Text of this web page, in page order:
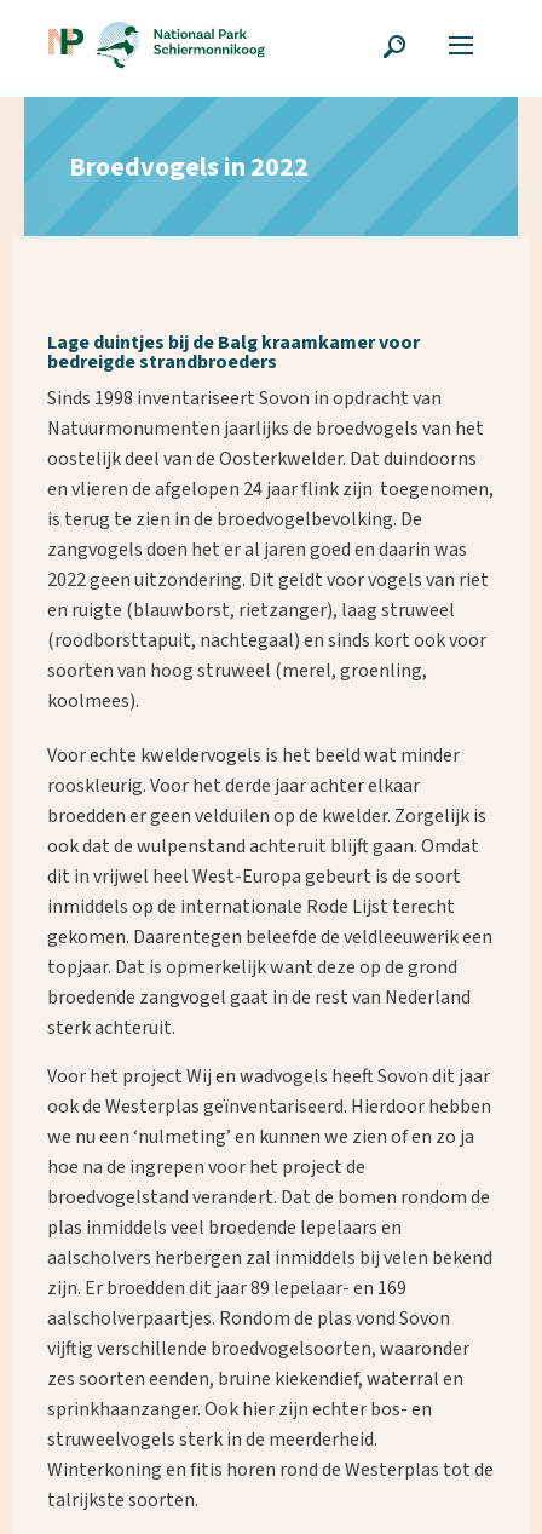
Broedvogels in 2022
Lage duintjes bij de Balg kraamkamer voor
bedreigde strandbroeders
Sinds 1998 inventariseert Sovon in opdracht van
Natuurmonumenten jaarlijks de broedvogels van het
oostelijk deel van de Oosterkwelder. Dat duindoorns
en vlieren de afgelopen 24 jaar flink zijn toegenomen,
is terug te zien in de broedvogelbevolking. De
zangvogels doen het er al jaren goed en daarin was
2022 geen uitzondering. Dit geldt voor vogels van riet
en ruigte (blauwborst, rietzanger), laag struweel
(roodborsttapuit, nachtegaal) en sinds kort ook voor
soorten van hoog struweel (merel, groenling,
koolmees).
Voor echte kweldervogels is het beeld wat minder
rooskleurig. Voor het derde jaar achter elkaar
broedden er geen velduilen op de kwelder. Zorgelijk is
ook dat de wulpenstand achteruit blijft gaan. Omdat
dit in vrijwel heel West-Europa gebeurt is de soort
inmiddels op de internationale Rode Lijst terecht
gekomen. Daarentegen beleefde de veldleeuwerik een
topjaar. Dat is opmerkelijk want deze op de grond
broedende zangvogel gaat in de rest van Nederland
sterk achteruit.
Voor het project Wij en wadvogels heeft Sovon dit jaar
ook de Westerplas geïnventariseerd. Hierdoor hebben
we nu een ‘nulmeting’ en kunnen we zien of en zo ja
hoe na de ingrepen voor het project de
broedvogelstand verandert. Dat de bomen rondom de
plas inmiddels veel broedende lepelaars en
aalscholvers herbergen zal inmiddels bij velen bekend
zijn. Er broedden dit jaar 89 lepelaar- en 169
aalscholverpaartjes. Rondom de plas vond Sovon
vijftig verschillende broedvogelsoorten, waaronder
zes soorten eenden, bruine kiekendief, waterral en
sprinkhaanzanger. Ook hier zijn echter bos- en
struweelvogels sterk in de meerderheid.
Winterkoning en fitis horen rond de Westerplas tot de
talrijkste soorten.